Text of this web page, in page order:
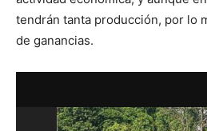
tendrán tanta producción, por lo
de ganancias.